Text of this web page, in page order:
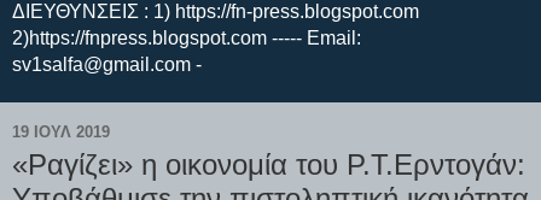
ΔΙΕΥΘΥΝΣΕΙΣ : 1) https://fn-press.blogspot.com
2)https://fnpress.blogspot.com ----- Email:
sv1salfa@gmail.com -
19 ΙΟΥΛ 2019
«Ραγίζει» η οικονομία του Ρ.Τ.Ερντογάν: